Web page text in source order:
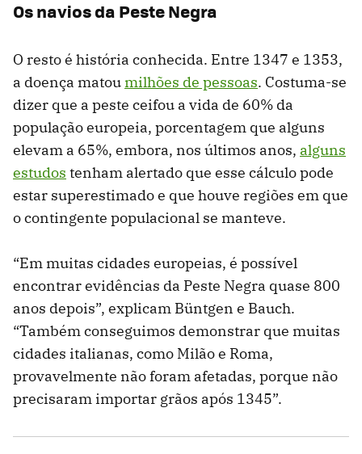
Os navios da Peste Negra
O resto é história conhecida. Entre 1347 e 1353,
a doença matoumilhões de pessoas. Costuma-se
dizer que a peste ceifou a vida de 60% da
população europeia, porcentagem que alguns
elevam a 65%, embora, nos últimos anos, alguns
estudos tenham alertado que esse cálculo pode
estar superestimado e que houve regiões em que
o contingente populacional se manteve.
“Em muitas cidades europeias, é possível
encontrar evidências da Peste Negra quase 800
anos depois”, explicam Büntgen e Bauch.
“Também conseguimos demonstrar que muitas
cidades italianas, como Milão e Roma,
provavelmente não foram afetadas, porque não
precisaram importar grãos após 1345”.